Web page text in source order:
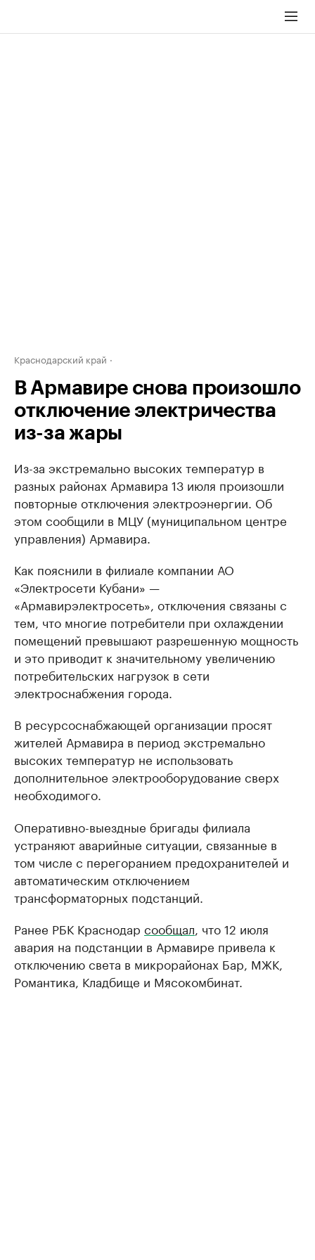
Краснодарский край
В Армавире снова произошло
отключение электричества
из-за жары
Из-за экстремально высоких температур в
разных районах Армавира 13 июля произошли
повторные отключения электроэнергии. Об
этом сообщили в МЦУ (муниципальном центре
управления) Армавира.
Как пояснили в филиале компании АО
«Электросети Кубани» —
«Армавирэлектросеть», отключения связаны с
тем, что многие потребители при охлаждении
помещений превышают разрешенную мощность
и это приводит к значительному увеличению
потребительских нагрузок в сети
электроснабжения города.
В ресурсоснабжающей организации просят
жителей Армавира в период экстремально
высоких температур не использовать
дополнительное электрооборудование сверх
необходимого.
Оперативно-выездные бригады филиала
устраняют аварийные ситуации, связанные в
том числе с перегоранием предохранителей и
автоматическим отключением
трансформаторных подстанций.
Ранее РБК Краснодар сообщал , что 12 июля
авария на подстанции в Армавире привела к
отключению света в микрорайонах Бар, МЖК,
Романтика, Кладбище и Мясокомбинат.